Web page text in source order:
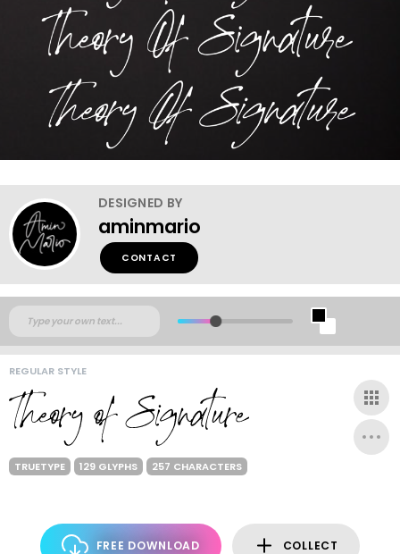
DESIGNED BY
aminmario
CONTACT
REGULAR STYLE
TRUETYPE 129 GLYPHS 257 CHARACTERS
FREE DOWNLOAD COLLECT